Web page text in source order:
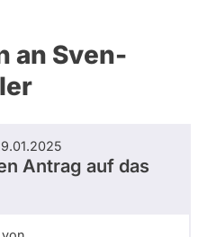
an Sven-
Antrag auf das